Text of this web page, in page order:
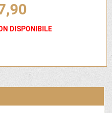
DISPONIBILE